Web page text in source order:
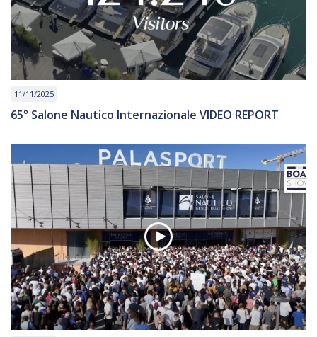
11/11/2025
65° Salone Nautico Internazionale VIDEO REPORT